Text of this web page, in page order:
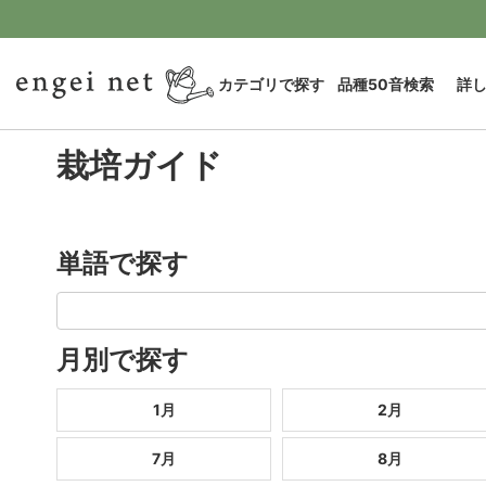
カテゴリで探す 品種50音検索 詳
栽培ガイド
単語で探す
月別で探す
1月 2月
7月 8月